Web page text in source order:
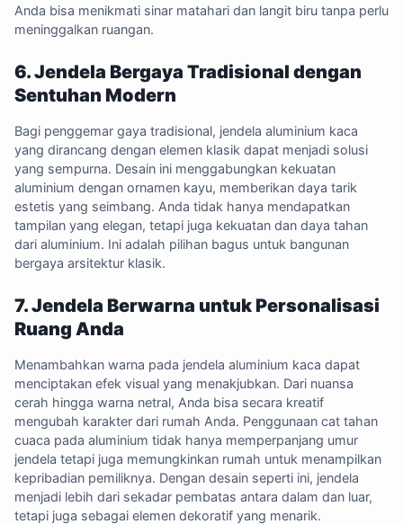
Anda bisa menikmati sinar matahari dan langit biru tanpa perlu
meninggalkan ruangan.
6. Jendela Bergaya Tradisional dengan
Sentuhan Modern
Bagi penggemar gaya tradisional, jendela aluminium kaca
yang dirancang dengan elemen klasik dapat menjadi solusi
yang sempurna. Desain ini menggabungkan kekuatan
aluminium dengan ornamen kayu, memberikan daya tarik
estetis yang seimbang. Anda tidak hanya mendapatkan
tampilan yang elegan, tetapi juga kekuatan dan daya tahan
dari aluminium. Ini adalah pilihan bagus untuk bangunan
bergaya arsitektur klasik.
7. Jendela Berwarna untuk Personalisasi
Ruang Anda
Menambahkan warna pada jendela aluminium kaca dapat
menciptakan efek visual yang menakjubkan. Dari nuansa
cerah hingga warna netral, Anda bisa secara kreatif
mengubah karakter dari rumah Anda. Penggunaan cat tahan
cuaca pada aluminium tidak hanya memperpanjang umur
jendela tetapi juga memungkinkan rumah untuk menampilkan
kepribadian pemiliknya. Dengan desain seperti ini, jendela
menjadi lebih dari sekadar pembatas antara dalam dan luar,
tetapi juga sebagai elemen dekoratif yang menarik.